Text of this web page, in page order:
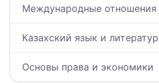
Международные отношения
Казахский язык и
Основы права и экономики